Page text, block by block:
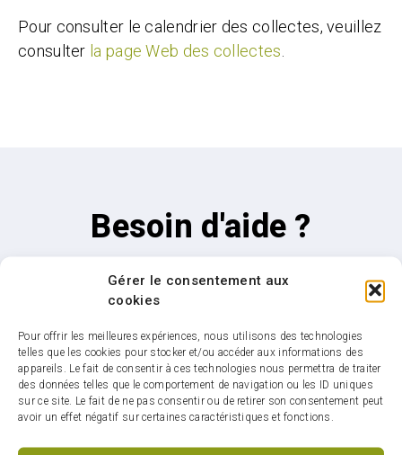
Gérer le consentement aux
cookies
Pour offrir les meilleures expériences, nous utilisons des technologies
telles que les cookies pour stocker et/ou accéder aux informations des
appareils. Le fait de consentir à ces technologies nous permettra de traiter
des données telles que le comportement de navigation ou les ID uniques
sur ce site. Le fait de ne pas consentir ou de retirer son consentement peut
avoir un effet négatif sur certaines caractéristiques et fonctions.
Pour consulter le calendrier des collectes, veuillez
consulter la page Web des collectes
Besoin d'aide ?
n’hésitez pas à nous contacter
Nous joindre